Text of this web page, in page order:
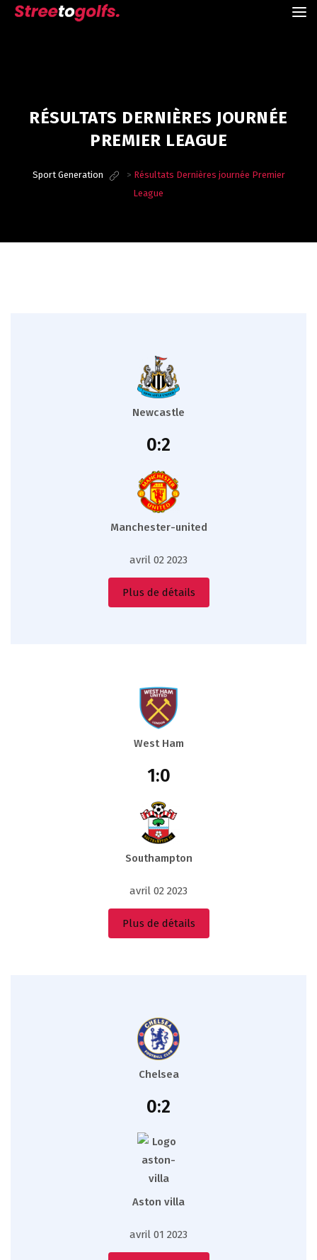
RÉSULTATS DERNIÈRES JOURNÉE
PREMIER LEAGUE
Sport Generation > Résultats Dernières journée Premier
League
Newcastle
0:2
Manchester-united
avril 02 2023
Plus de détails
West Ham
1:0
Southampton
avril 02 2023
Plus de détails
Chelsea
0:2
Aston villa
avril 01 2023